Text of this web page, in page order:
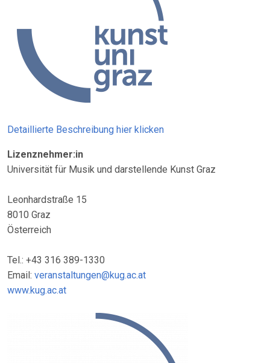
Detaillierte Beschreibung hier klicken
Lizenznehmer:in
Universität für Musik und darstellende Kunst Graz
Leonhardstraße 15
8010 Graz
Österreich
Tel.: +43 316 389-1330
Email: veranstaltungen@kug.ac.at
www.kug.ac.at